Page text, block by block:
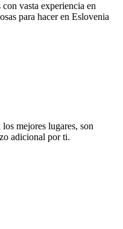
vasta experiencia en
para hacer en Eslovenia
mejores lugares, son
adicional por ti.